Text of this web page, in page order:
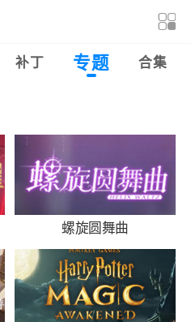
补丁 专题 合集
螺旋圆舞曲